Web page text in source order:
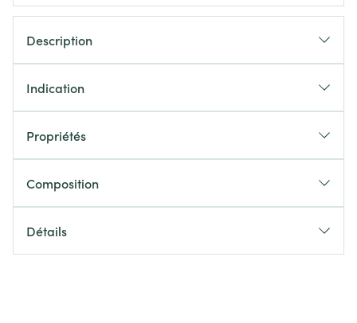
Description
Indication
Propriétés
Composition
Détails